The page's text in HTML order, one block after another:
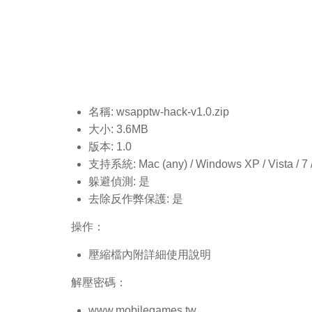
名稱: wsapptw-hack-v1.0.zip
大小: 3.6MB
版本: 1.0
支持系統: Mac (any) / Windows XP / Vista / 7
躲避偵測: 是
去除反作弊保護: 是
操作：
壓縮檔內附詳細使用說明
解壓密碼：